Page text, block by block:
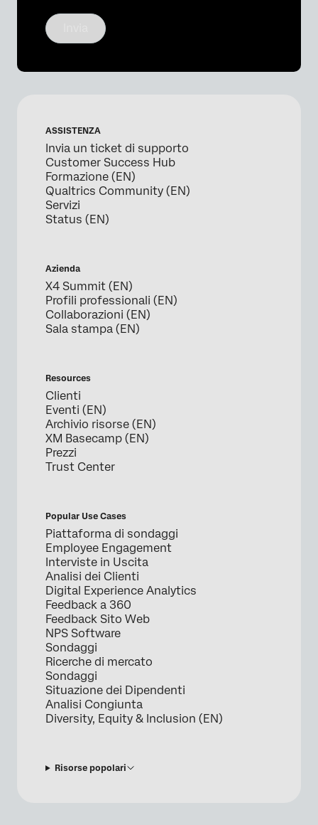
ASSISTENZA
Invia un ticket di supporto
Customer Success Hub
Formazione (EN)
Qualtrics Community (EN)
Servizi
Status (EN)
Azienda
X4 Summit (EN)
Profili professionali (EN)
Collaborazioni (EN)
Sala stampa (EN)
Resources
Clienti
Eventi (EN)
Archivio risorse (EN)
XM Basecamp (EN)
Prezzi
Trust Center
Popular Use Cases
Piattaforma di sondaggi
Employee Engagement
Interviste in Uscita
Analisi dei Clienti
Digital Experience Analytics
Feedback a 360
Feedback Sito Web
NPS Software
Sondaggi
Ricerche di mercato
Sondaggi
Situazione dei Dipendenti
Analisi Congiunta
Diversity, Equity & Inclusion (EN)
Risorse popolari